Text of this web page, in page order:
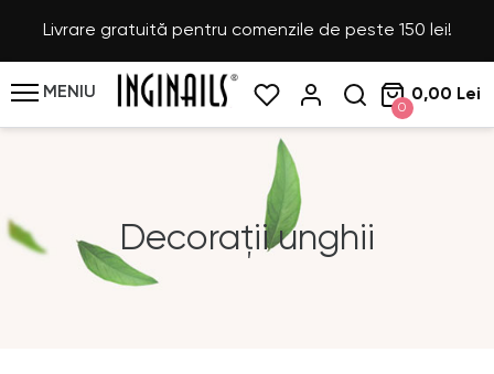
Livrare gratuită pentru comenzile de peste 150 lei!
MENIU
0
0,00 Lei
Decorații unghii